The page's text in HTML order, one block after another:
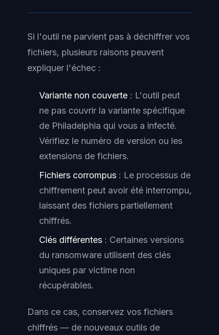
Si l'outil ne parvient pas à déchiffrer vos
fichiers, plusieurs raisons peuvent
expliquer l'échec :
Variante non couverte : L'outil peut
ne pas couvrir la variante spécifique
de Philadelphia qui vous a infecté.
Vérifiez le numéro de version ou les
extensions de fichiers.
Fichiers corrompus : Le processus de
chiffrement peut avoir été interrompu,
laissant des fichiers partiellement
chiffrés.
Clés différentes : Certaines versions
du ransomware utilisent des clés
uniques par victime non
récupérables.
Dans ce cas, conservez vos fichiers
chiffrés — de nouveaux outils de